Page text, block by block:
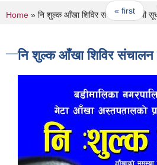
Pages
« first
You are here
Home » नि शुल्क आँखा शिविर संचालन सम्बन्धी
नि शुल्क आँखा शिविर संचालन